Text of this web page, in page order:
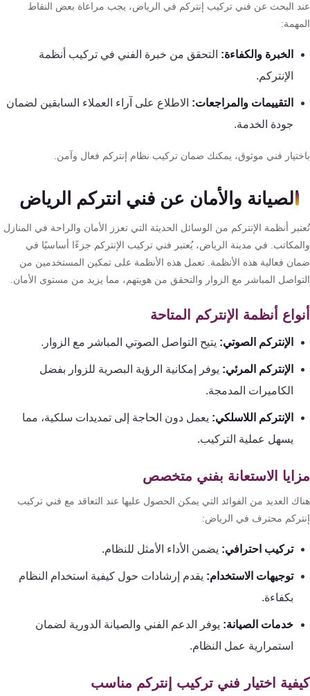
البحث عن فني تركيب إنتركم في الرياض، يجب مراعاة بعض النقاط
الخبرة والكفاءة:التحقق من خبرة الفني في تركيب أنظمة
الإنتركم.
التقييمات والمراجعات:الاطلاع على آراء العملاء السابقين لضمان
جودة الخدمة.
فني موثوق، يمكنك ضمان تركيب نظام إنتركم فعال وآمن.
الصيانة والأمان عن فني انتركم الرياض
أنظمة الإنتركم من الوسائل الحديثة التي تعزز الأمان والراحة في المنازل
في مدينة الرياض، يُعتبر فني تركيب الإنتركم جزءًا أساسيًا في
فعالية هذه الأنظمة. تعمل هذه الأنظمة على تمكين المستخدمين من
المباشر مع الزوار والتحقق من هويتهم، مما يزيد من مستوى الأمان.
أنظمة الإنتركم المتاحة
الإنتركم الصوتي: يتيح التواصل الصوتي المباشر مع الزوار.
الإنتركم المرئي: يوفر إمكانية الرؤية البصرية للزوار بفضل
الكاميرات المدمجة.
الإنتركم اللاسلكي: يعمل دون الحاجة إلى تمديدات سلكية، مما
يسهل عملية التركيب.
الاستعانة بفني متخصص
العديد من الفوائد التي يمكن الحصول عليها عند التعاقد مع فني تركيب
محترف في الرياض:
تركيب احترافي: يضمن الأداء الأمثل للنظام.
توجيهات الاستخدام:يقدم إرشادات حول كيفية استخدام النظام
بكفاءة.
خدمات الصيانة:يوفر الدعم الفني والصيانة الدورية لضمان
استمرارية عمل النظام.
اختيار فني تركيب إنتركم مناسب